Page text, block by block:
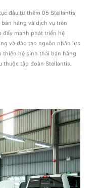
đầu tư thêm 05 Stellantis
hàng và dịch vụ trên
mạnh phát triển hệ
và đào tạo nguồn nhân lực
thiện hệ sinh thái bán hàng
thuộc tập đoàn Stellantis.